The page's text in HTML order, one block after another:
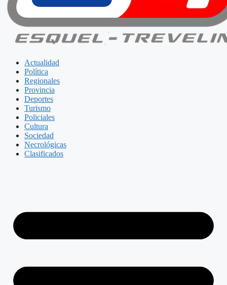
Actualidad
Política
Regionales
Provincia
Deportes
Turismo
Policiales
Cultura
Sociedad
Necrológicas
Clasificados